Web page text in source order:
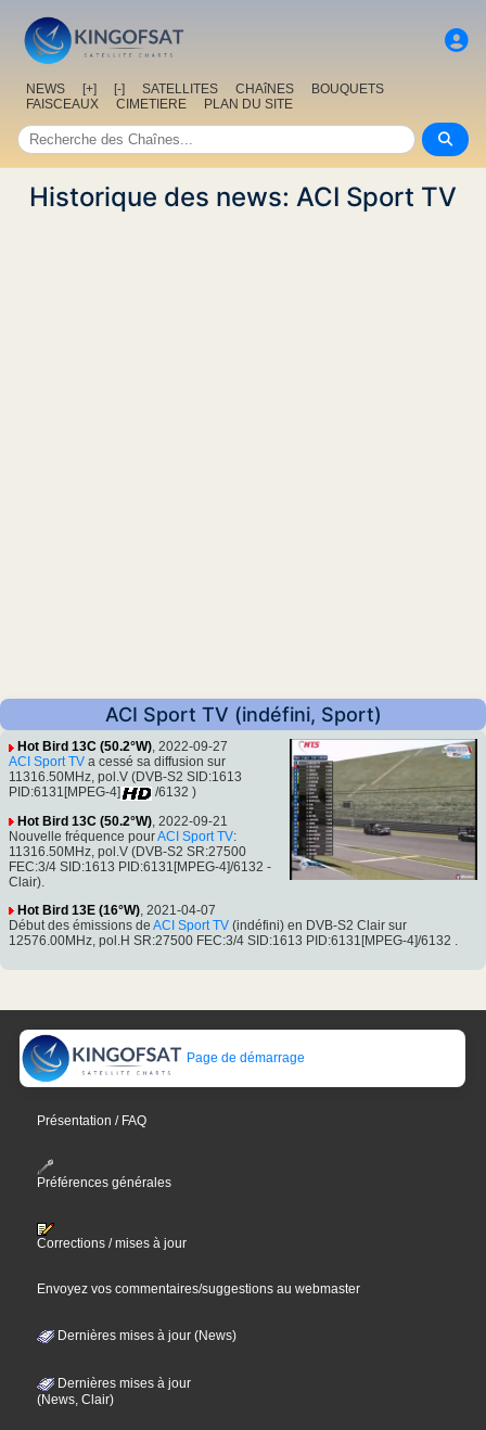
NEWS [+] [-] SATELLITES CHAîNES
BOUQUETS
FAISCEAUX
CIMETIERE PLAN DU SITE
Historique des news: ACI Sport TV
ACI Sport TV (indéfini, Sport)
Hot Bird 13C (50.2°W), 2022-09-27
ACI Sport TV a cessé sa diffusion sur
11316.50MHz, pol.V (DVB-S2 SID:1613
PID:6131[MPEG-4]
/6132 )
Hot Bird 13C (50.2°W) , 2022-09-21
Nouvelle fréquence pourACI Sport TV:
11316.50MHz, pol.V (DVB-S2 SR:27500
FEC:3/4 SID:1613 PID:6131[MPEG-4]/6132 -
Clair).
Hot Bird 13E (16°W) , 2021-04-07
Début des émissions de ACI Sport TV (indéfini) en DVB-S2 Clair sur
12576.00MHz, pol.H SR:27500 FEC:3/4 SID:1613 PID:6131[MPEG-4]/6132 .
Page de démarrage
Présentation / FAQ
Préférences générales
Corrections / mises à jour
Envoyez vos commentaires/suggestions au webmaster
Dernières mises à jour (News)
Dernières mises à jour
(News, Clair)